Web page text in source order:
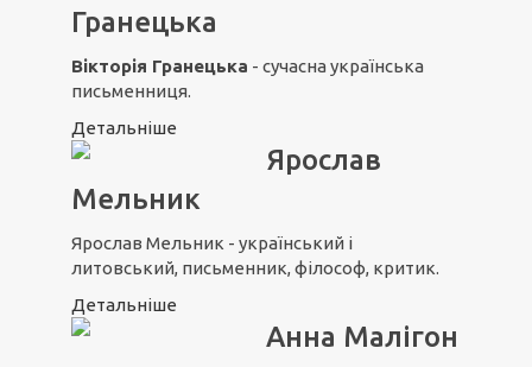
Гранецька
Вікторія Гранецька - сучасна українська
письменниця.
Детальніше
Ярослав
Мельник
Ярослав Мельник - український і
литовський, письменник, філософ, критик.
Детальніше
Анна Малігон